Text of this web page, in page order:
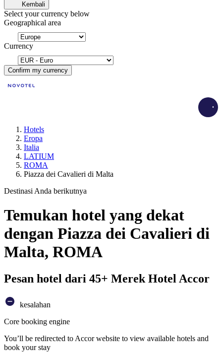
Kembali
Select your currency below
Geographical area
Currency
Confirm my currency
Hotels
Eropa
Italia
LATIUM
ROMA
Piazza dei Cavalieri di Malta
Destinasi Anda berikutnya
Temukan hotel yang dekat
dengan Piazza dei Cavalieri di
Malta, ROMA
Pesan hotel dari 45+ Merek Hotel Accor
kesalahan
Core booking engine
You’ll be redirected to Accor website to view available hotels and
book your stay